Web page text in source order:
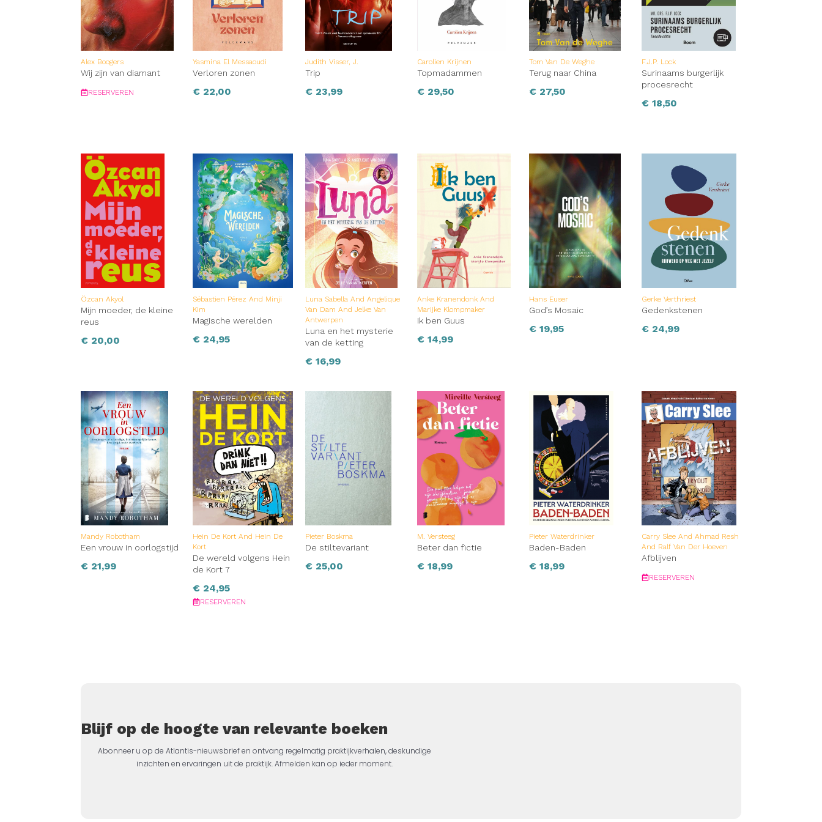
Alex Boogers
Wij zijn van diamant
RESERVEREN
Yasmina El Messaoudi
Verloren zonen
€ 22,00
Judith Visser, J.
Trip
€23,99
Carolien Krijnen
Topmadammen
€29,50
Tom Van De Weghe
Terug naar China
€ 27,50
F.J.P. Lock
Surinaams burgerlijk
procesrecht
€18,50
Özcan Akyol
Mijn moeder, de kleine
reus
€ 20,00
Sébastien Pérez And Minji
Kim
Magische werelden
€ 24,95
Luna Sabella And Angelique
Van Dam And Jelke Van
Antwerpen
Luna en het mysterie
van de ketting
€16,99
Anke Kranendonk And
Marijke Klompmaker
Ik ben Guus
€14,99
Hans Euser
God’s Mosaic
€ 19,95
Gerke Verthriest
Gedenkstenen
€24,99
Mandy Robotham
Een vrouw in oorlogstijd
€ 21,99
Hein De Kort And Hein De
Kort
De wereld volgens Hein
de Kort 7
€ 24,95
RESERVEREN
Pieter Boskma
De stiltevariant
€25,00
M. Versteeg
Beter dan fictie
€18,99
Pieter Waterdrinker
Baden-Baden
€ 18,99
Carry Slee And Ahmad Resh
And Ralf Van Der Hoeven
Afblijven
RESERVEREN
Blijf op de hoogte van relevante boeken
Abonneer u op de Atlantis-nieuwsbrief en ontvang regelmatig praktijkverhalen, deskundige
inzichten en ervaringen uit de praktijk. Afmelden kan op ieder moment.